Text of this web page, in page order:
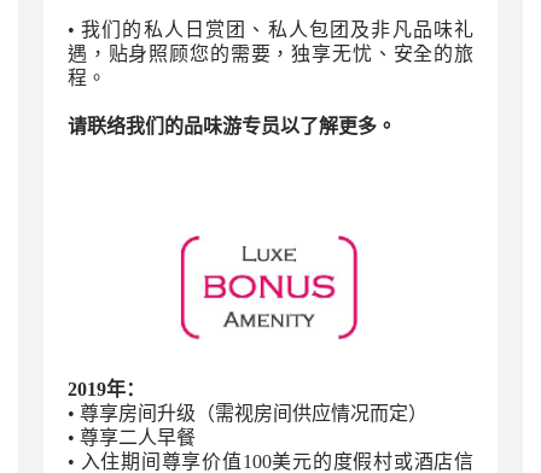
• 我们的私人日赏团、私人包团及非凡品味礼
遇，贴身照顾您的需要，独享无忧、安全的旅
程。
请联络我们的品味游专员以了解更多。
2019年：
• 尊享房间升级（需视房间供应情况而定）
• 尊享二人早餐
• 入住期间尊享价值100美元的度假村或酒店信